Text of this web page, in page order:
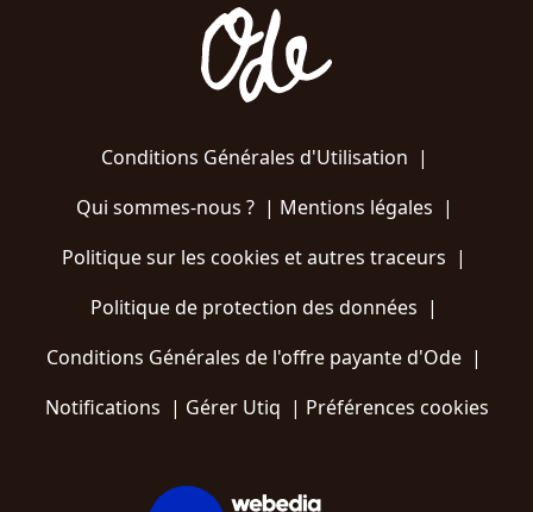
Conditions Générales d'Utilisation |
Qui sommes-nous ?| Mentions légales |
Politique sur les cookies et autres traceurs |
Politique de protection des données |
Conditions Générales de l'offre payante d'Ode |
Notifications | Gérer Utiq | Préférences cookies